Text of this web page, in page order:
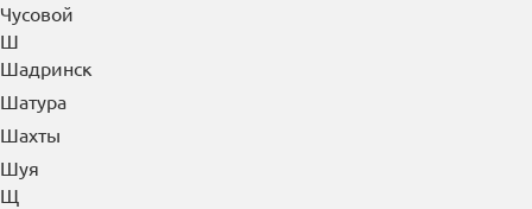
Чусовой
Ш
Шадринск
Шатура
Шахты
Шуя
Щ